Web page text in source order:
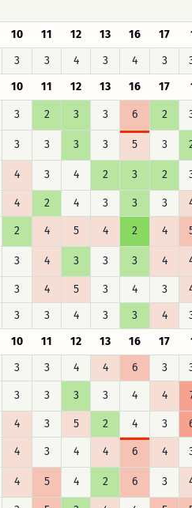
10 11 12 13 16 17
3 3 4 3 4 3
10 11 12 13 16 17
3 2 3 3 6 2
3 3 3 3 5 3
4 3 4 2 3 2
4 2 4 3 3 3
2 4 5 4 2 4
3 4 3 3 3 4
3 4 5 3 4 3
3 3 4 3 3 4
10 11 12 13 16 17
3 3 4 4 6 3
3 3 3 3 4 4
4 3 5 2 4 3
4 3 4 4 6 4
4 5 4 2 6 3